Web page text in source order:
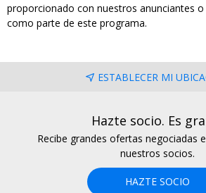
proporcionado con nuestros anunciantes
como parte de este programa.
ESTABLECER MI
Hazte socio. Es
Recibe grandes ofertas negociadas
nuestros socios.
HAZTE SOCIO